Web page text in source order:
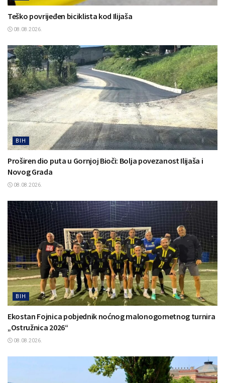
Teško povrijeđen biciklista kod Ilijaša
08.08.2026.
BIH
Proširen dio puta u Gornjoj Bioči: Bolja povezanost Ilijaša i
Novog Grada
08.08.2026.
BIH
Ekostan Fojnica pobjednik noćnog malonogometnog turnira
„Ostružnica 2026“
08.08.2026.